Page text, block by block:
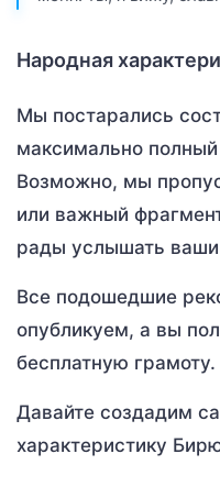
Народная
Мы постарались
максимально
Возможно, мы
или важный
рады услышать
Все подошедшие
опубликуем, а вы
бесплатную грамоту.
Давайте создадим
характеристику